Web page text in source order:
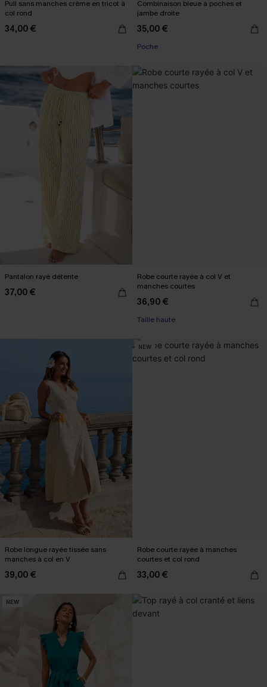
Pull sans manches crème en tricot à
col rond
34,00 €
Combinaison bleue à poches et
jambe droite
35,00 €
Poche
Pantalon rayé détente
37,00 €
Robe courte rayée à col V et
manches courtes
36,90 €
Taille haute
Robe longue rayée tissée sans
manches à col en V
39,00 €
NEW
Robe courte rayée à manches
courtes et col rond
33,00 €
NEW